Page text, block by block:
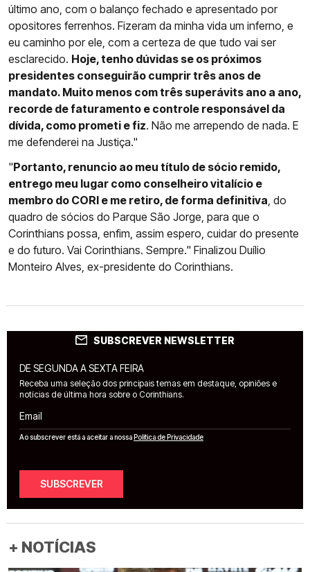
último ano, com o balanço fechado e apresentado por
opositores ferrenhos. Fizeram da minha vida um inferno, e
eu caminho por ele, com a certeza de que tudo vai ser
esclarecido. Hoje, tenho dúvidas se os próximos
presidentes conseguirão cumprir três anos de
mandato. Muito menos com três superávits ano a ano,
recorde de faturamento e controle responsável da
dívida, como prometi e fiz. Não me arrependo de nada. E
me defenderei na Justiça."
"Portanto, renuncio ao meu título de sócio remido,
entrego meu lugar como conselheiro vitalício e
membro do CORI e me retiro, de forma definitiva , do
quadro de sócios do Parque São Jorge, para que o
Corinthians possa, enfim, assim espero, cuidar do presente
e do futuro. Vai Corinthians. Sempre." Finalizou Duílio
Monteiro Alves, ex-presidente do Corinthians.
SUBSCREVER NEWSLETTER
DE SEGUNDA A SEXTA FEIRA
Receba uma seleção dos principais temas em destaque, opiniões e
notícias de última hora sobre o Corinthians.
Email
Ao subscrever está a aceitar a nossaPolítica de Privacidade
SUBSCREVER
+ NOTÍCIAS